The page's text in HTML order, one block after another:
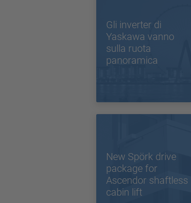
Gli inverter di
Yaskawa vanno
sulla ruota
panoramica
New Spörk drive
package for
Ascendor shaftless
cabin lift